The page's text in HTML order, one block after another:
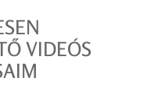
VIDEÓS